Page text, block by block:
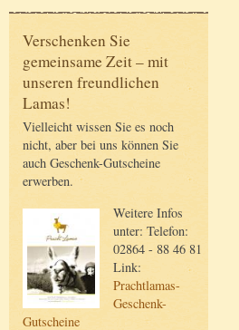
Verschenken Sie
gemeinsame Zeit – mit
unseren freundlichen
Lamas!
Vielleicht wissen Sie es noch
nicht, aber bei uns können Sie
auch Geschenk-Gutscheine
erwerben.
Weitere Infos
unter: Telefon:
02864 - 88 46 81
Link:
Prachtlamas-
Geschenk-
Gutscheine